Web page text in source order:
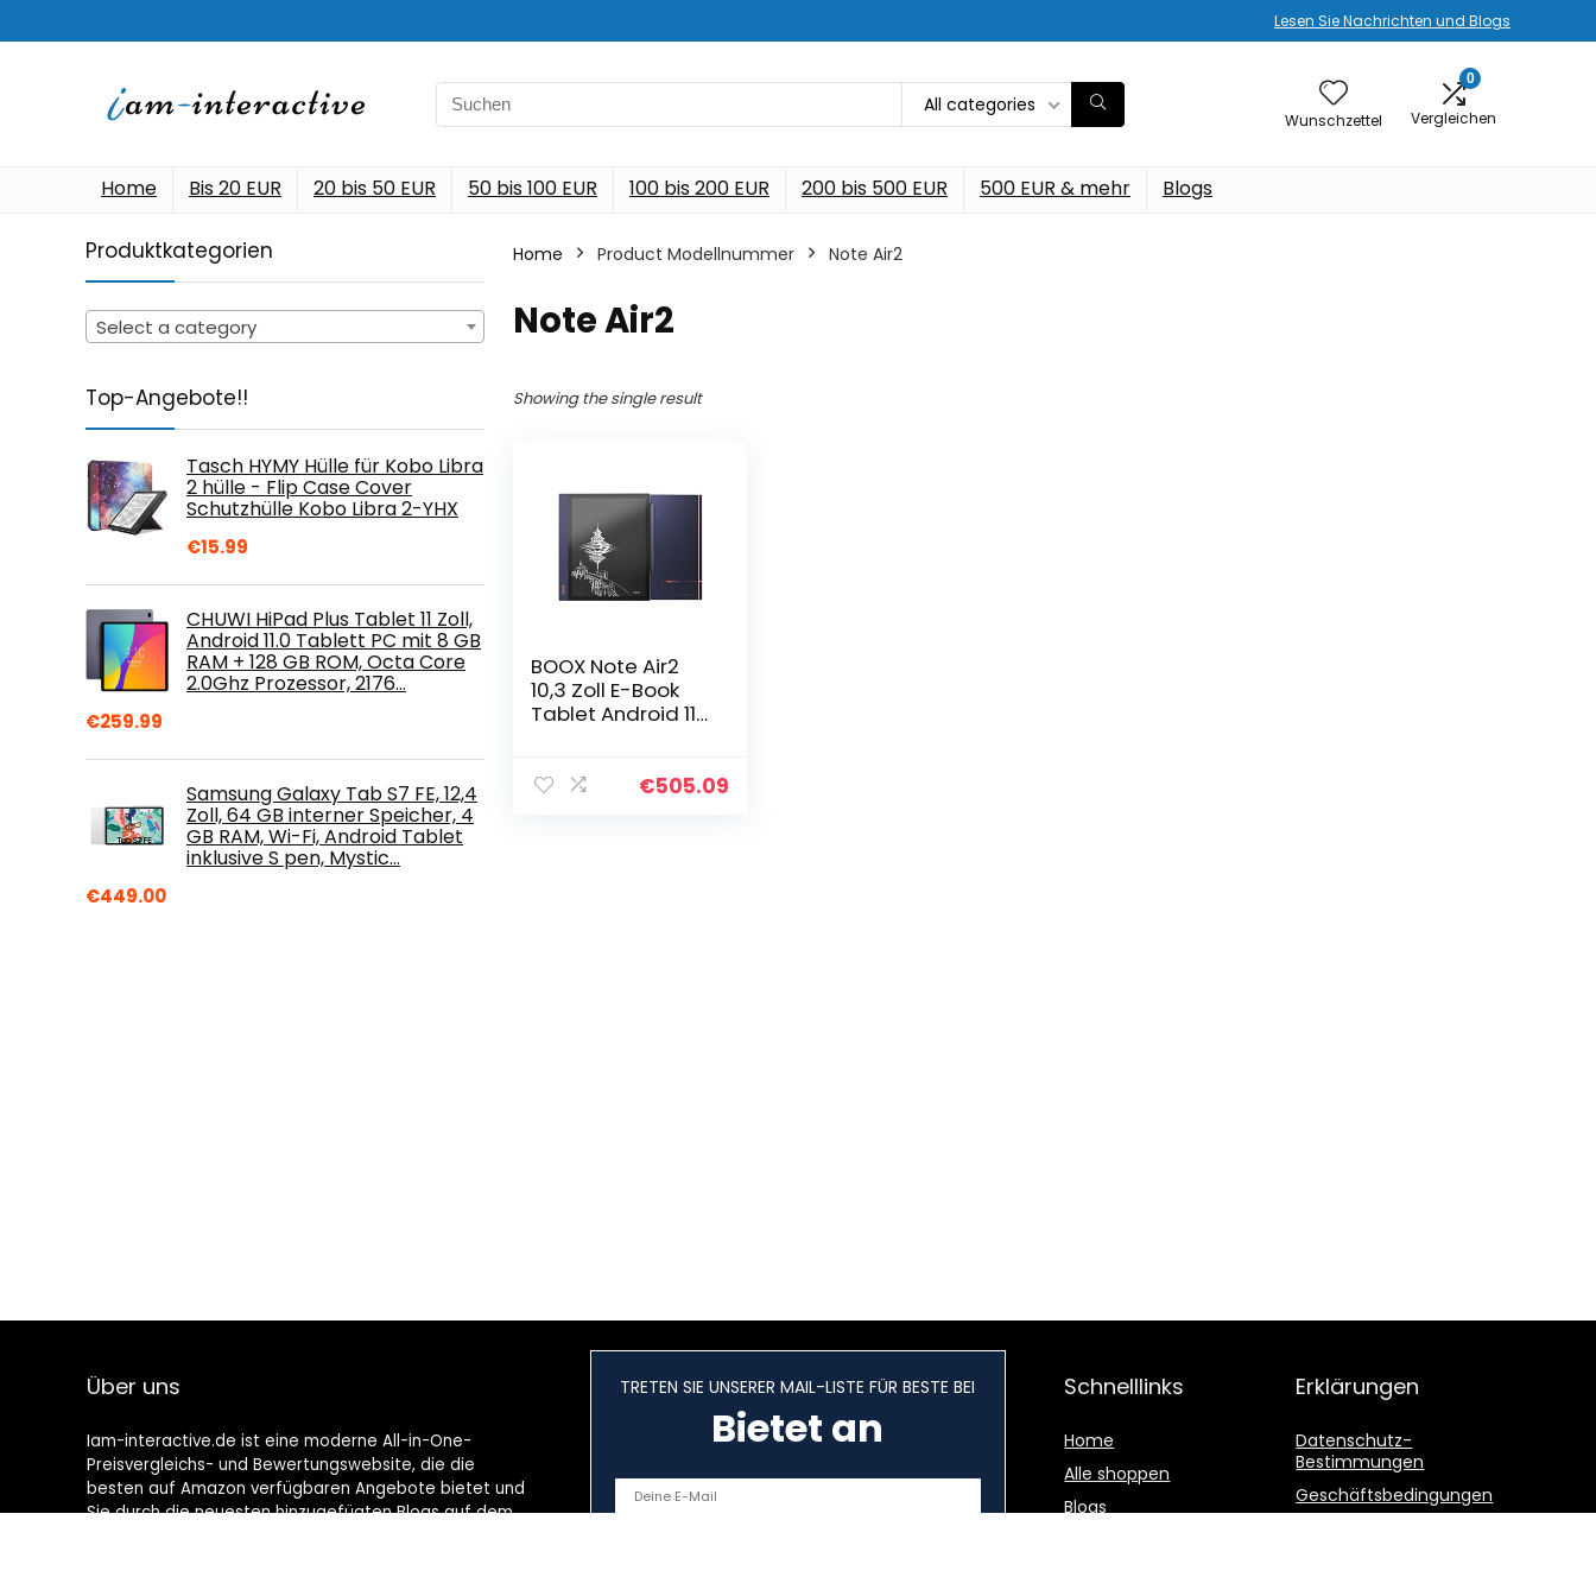
Lesen Sie Nachrichten und Blogs
Search
for:
All categories
Wunschzettel
0
Vergleichen
Home Bis 20 EUR 20 bis 50 EUR 50 bis 100 EUR 100 bis 200 EUR 200 bis 500 EUR 500 EUR & mehr Blogs
Produktkategorien
Select a category
Top-Angebote!!
Tasch HYMY Hülle für Kobo Libra
2 hülle - Flip Case Cover
Schutzhülle Kobo Libra 2-YHX
€15.99
CHUWI HiPad Plus Tablet 11 Zoll,
Android 11.0 Tablett PC mit 8 GB
RAM + 128 GB ROM, Octa Core
2.0Ghz Prozessor, 2176…
€259.99
Samsung Galaxy Tab S7 FE, 12,4
Zoll, 64 GB interner Speicher, 4
GB RAM, Wi-Fi, Android Tablet
inklusive S pen, Mystic…
€449.00
Home Product Modellnummer ‎Note Air2
‎Note Air2
Showing the single result
BOOX Note Air2
10,3 Zoll E-Book
Tablet Android 11
OTG WiFi BT€505.09
Über uns
Iam-interactive.de ist eine moderne All-in-One-
Preisvergleichs- und Bewertungswebsite, die die
besten auf Amazon verfügbaren Angebote bietet und
Sie durch die neuesten hinzugefügten Blogs auf dem
TRETEN SIE UNSERER MAIL-LISTE FÜR BESTE BEI
Bietet an
Schnelllinks
Home
Alle shoppen
Blogs
Erklärungen
Datenschutz-
Bestimmungen
Geschäftsbedingungen